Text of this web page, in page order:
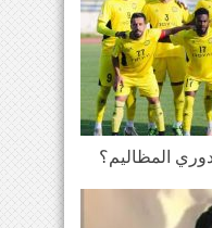
المظاليم؟